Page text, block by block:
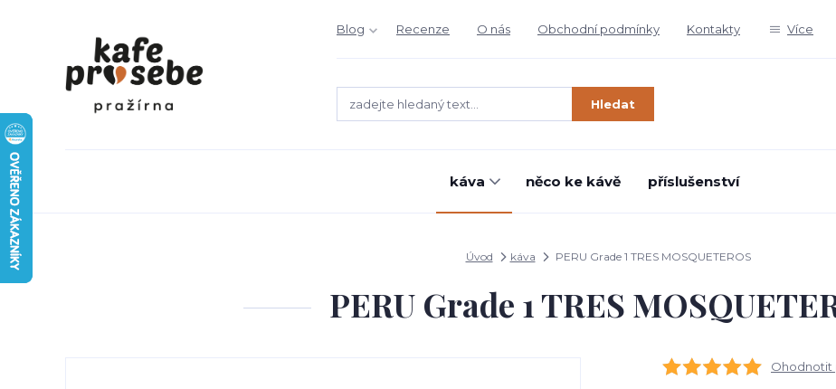
Blog Recenze O nás Obchodní podmínky Kontakty Více
Hledat
káva něco ke kávě příslušenství
Úvod káva PERU Grade 1 TRES MOSQUETEROS
PERU Grade 1 TRES
Ohodnotit